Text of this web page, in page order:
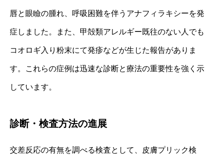
唇と眼瞼の腫れ、呼吸困難を伴うアナフィラキシーを発
症しました。また、甲殻類アレルギー既往のない人でも
コオロギ入り粉末にて発疹などが生じた報告がありま
す。これらの症例は迅速な診断と療法の重要性を強く示
しています。
診断・検査方法の進展
交差反応の有無を調べる検査として、皮膚プリック検